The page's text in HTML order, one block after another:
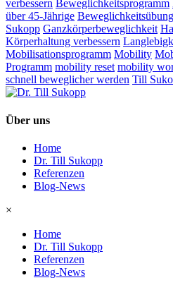
verbessern Beweglichkeitsprogramm
über 45-Jährige
Sukopp Ganzkörperbeweglichkeit
Körperhaltung verbessern
Mobilisationsprogramm Mobility
Programm mobility reset mobility
schnell beweglicher werden Till
Über uns
Home
Dr. Till Sukopp
Referenzen
Blog-News
×
Home
Dr. Till Sukopp
Referenzen
Blog-News